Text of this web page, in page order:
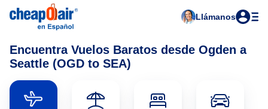
Llámanos
Encuentra Vuelos Baratos desde Ogden a
Seattle (OGD to SEA)